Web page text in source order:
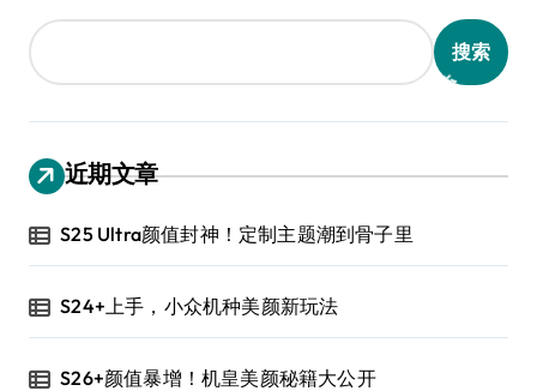
搜索
近期文章
S25 Ultra颜值封神！定制主题潮到骨子里
S24+上手，小众机种美颜新玩法
S26+颜值暴增！机皇美颜秘籍大公开